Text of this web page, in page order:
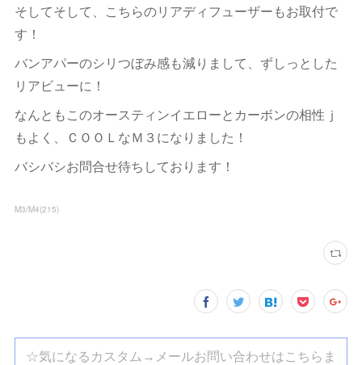
そしてそして、こちらのリアディフューザーもお取付で
す！
バンアパーのシリつぼみ感も減りまして、ずしっとした
リアビューに！
なんともこのオースティンイエローとカーボンの相性ｊ
もよく、ＣＯＯＬなＭ３になりました！
バシバシお問合せ待ちしております！
M3/M4(215)
☆気になるカスタム→メールお問い合わせはこちらま